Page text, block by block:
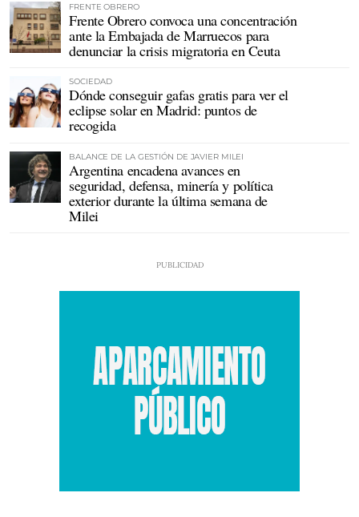
FRENTE OBRERO
Frente Obrero convoca una concentración
ante la Embajada de Marruecos para
denunciar la crisis migratoria en Ceuta
SOCIEDAD
Dónde conseguir gafas gratis para ver el
eclipse solar en Madrid: puntos de
recogida
BALANCE DE LA GESTIÓN DE JAVIER MILEI
Argentina encadena avances en
seguridad, defensa, minería y política
exterior durante la última semana de
Milei